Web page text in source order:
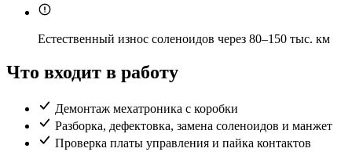
Естественный износ соленоидов через 80–150 тыс. км
Что входит в работу
Демонтаж мехатроника с коробки
Разборка, дефектовка, замена соленоидов и манжет
Проверка платы управления и пайка контактов